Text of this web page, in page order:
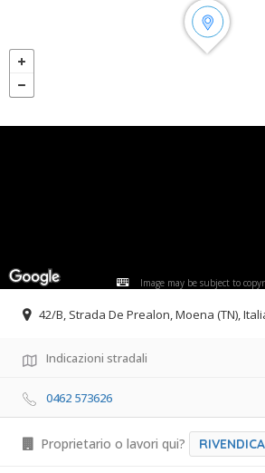
Image may be subject to
42/B, Strada De Prealon, Moena (TN),
Indicazioni stradali
0462 573626
Proprietario o lavori qui?